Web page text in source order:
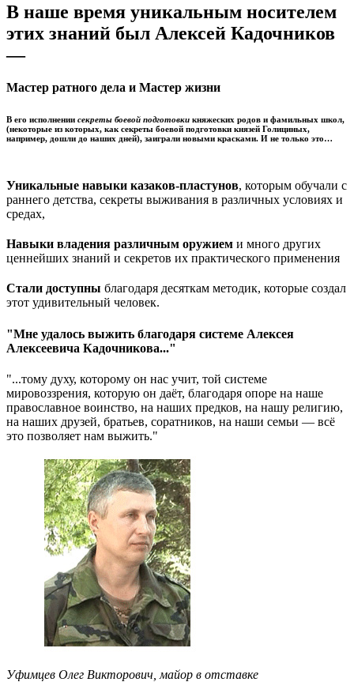
В наше время уникальным носителем
этих знаний был Алексей Кадочников
—
Мастер ратного дела и Мастер жизни
В его исполнении секреты боевой подготовки княжеских родов и фамильных школ,
(некоторые из которых, как секреты боевой подготовки князей Голициных,
например, дошли до наших дней), заиграли новыми красками. И не только это…
Уникальные навыки казаков-пластунов, которым обучали с
раннего детства, секреты выживания в различных условиях и
средах,
Навыки владения различным оружием и много других
ценнейших знаний и секретов их практического применения
Стали доступны благодаря десяткам методик, которые создал
этот удивительный человек.
"Мне удалось выжить благодаря системе Алексея
Алексеевича Кадочникова..."
"...тому духу, которому он нас учит, той системе
мировоззрения, которую он даёт, благодаря опоре на наше
православное воинство, на наших предков, на нашу религию,
на наших друзей, братьев, соратников, на наши семьи — всё
это позволяет нам выжить."
Уфимцев Олег Викторович, майор в отставке